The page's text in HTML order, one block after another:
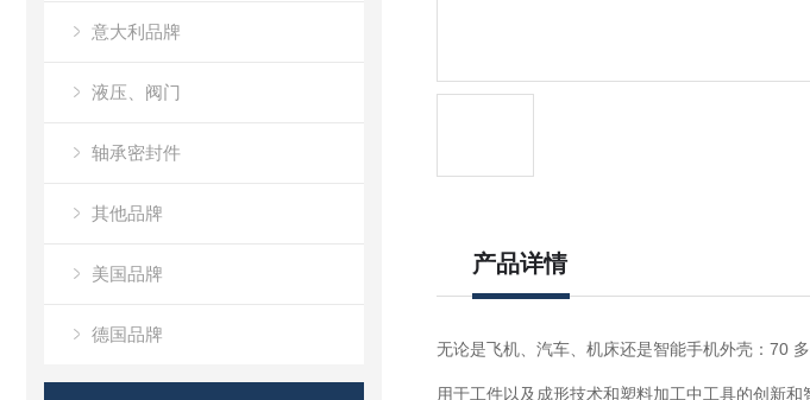
意大利品牌
液压、阀门
轴承密封件
其他品牌
美国品牌
德国品牌
产品详情
无论是飞机、汽车、机床还是智能手机外壳：70
用于工件以及成形技术和塑料加工中工具的创新